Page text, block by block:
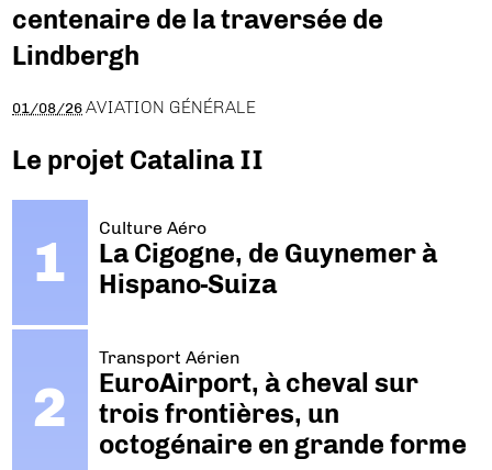
centenaire de la traversée de
Lindbergh
01/08/26 AVIATION GÉNÉRALE
Le projet Catalina II
Culture Aéro
La Cigogne, de Guynemer à
Hispano-Suiza
Transport Aérien
EuroAirport, à cheval sur
trois frontières, un
octogénaire en grande forme